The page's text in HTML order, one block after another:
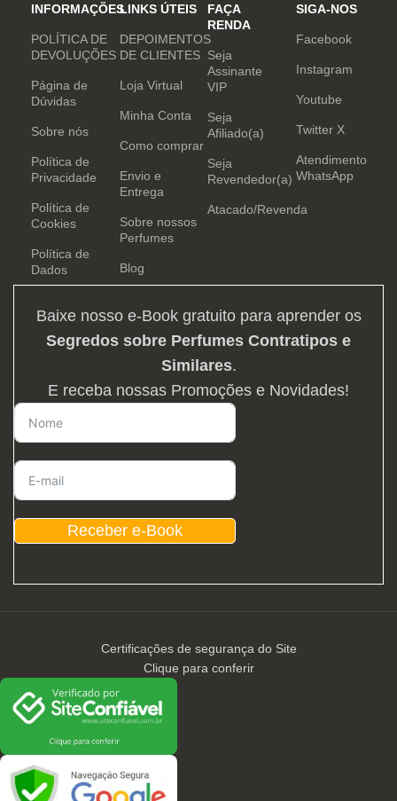
INFORMAÇÕES
POLÍTICA DE
DEVOLUÇÕES
Página de
Dúvidas
Sobre nós
Política de
Privacidade
Política de
Cookies
Política de
Dados
LINKS ÚTEIS
DEPOIMENTOS
DE CLIENTES
Loja Virtual
Minha Conta
Como comprar
Envio e
Entrega
Sobre nossos
Perfumes
Blog
FAÇA
RENDA
Seja
Assinante
VIP
Seja
Afiliado(a)
Seja
Revendedor(a)
Atacado/Revenda
SIGA-NOS
Facebook
Instagram
Youtube
Twitter X
Atendimento
WhatsApp
Baixe nosso e-Book gratuito para aprender os
Segredos sobre Perfumes Contratipos e
Similares.
E receba nossas Promoções e Novidades!
Receber e-Book
Certificações de segurança do Site
Clique para conferir